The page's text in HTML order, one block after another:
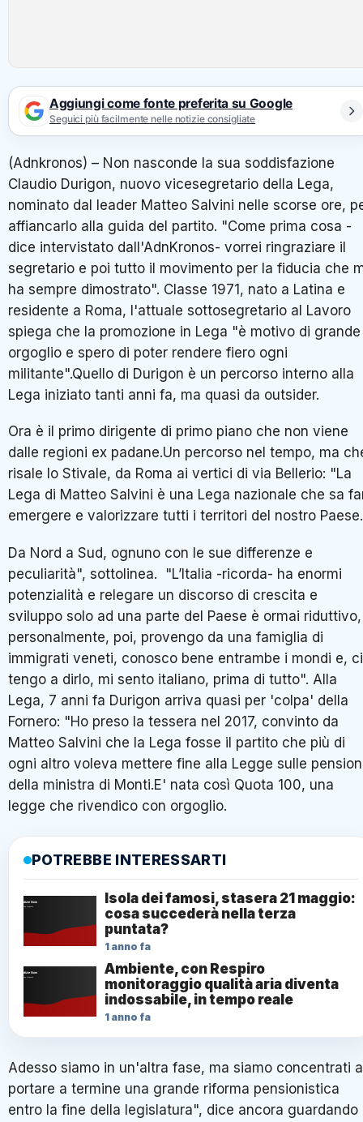
Aggiungi come fonte preferita su Google
Seguici più facilmente nelle notizie consigliate
(Adnkronos) – Non nasconde la sua soddisfazione
Claudio Durigon, nuovo vicesegretario della Lega,
nominato dal leader Matteo Salvini nelle scorse ore,
affiancarlo alla guida del partito. "Come prima cosa -
dice intervistato dall'AdnKronos- vorrei ringraziare il
segretario e poi tutto il movimento per la fiducia che
ha sempre dimostrato". Classe 1971, nato a Latina e
residente a Roma, l'attuale sottosegretario al Lavoro
spiega che la promozione in Lega "è motivo di grande
orgoglio e spero di poter rendere fiero ogni
militante".Quello di Durigon è un percorso interno alla
Lega iniziato tanti anni fa, ma quasi da outsider.
Ora è il primo dirigente di primo piano che non viene
dalle regioni ex padane.Un percorso nel tempo, ma
risale lo Stivale, da Roma ai vertici di via Bellerio: "La
Lega di Matteo Salvini è una Lega nazionale che sa
emergere e valorizzare tutti i territori del nostro Paese.
Da Nord a Sud, ognuno con le sue differenze e
peculiarità", sottolinea. "L’Italia -ricorda- ha enormi
potenzialità e relegare un discorso di crescita e
sviluppo solo ad una parte del Paese è ormai riduttivo,
personalmente, poi, provengo da una famiglia di
immigrati veneti, conosco bene entrambe i mondi e, ci
tengo a dirlo, mi sento italiano, prima di tutto". Alla
Lega, 7 anni fa Durigon arriva quasi per 'colpa' della
Fornero: "Ho preso la tessera nel 2017, convinto da
Matteo Salvini che la Lega fosse il partito che più di
ogni altro voleva mettere fine alla Legge sulle
della ministra di Monti.E' nata così Quota 100, una
legge che rivendico con orgoglio.
POTREBBE INTERESSARTI
Isola dei famosi, stasera 21 maggio:
cosa succederà nella terza
puntata?
1 anno fa
Ambiente, con Respiro
monitoraggio qualità aria diventa
indossabile, in tempo reale
1 anno fa
Adesso siamo in un'altra fase, ma siamo concentrati a
portare a termine una grande riforma pensionistica
entro la fine della legislatura", dice ancora guardando